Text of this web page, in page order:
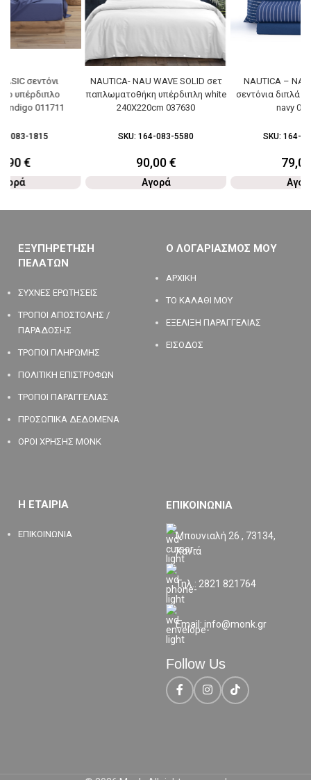
σεντόνι
υπέρδιπλο
indigo 011711
083-1815
€
NAUTICA- NAU WAVE SOLID σετ
παπλωματοθήκη υπέρδιπλη white
240X220cm 037630
SKU: 164-083-5580
90,00€
Αγορά
NAUTICA –
σεντόνια διπλά
navy
SKU: 164-
ΕΞΥΠΗΡΕΤΗΣΗ
ΠΕΛΑΤΩΝ
ΣΥΧΝΕΣ ΕΡΩΤΗΣΕΙΣ
ΤΡΟΠΟΙ ΑΠΟΣΤΟΛΗΣ /
ΠΑΡΑΔΟΣΗΣ
ΤΡΟΠΟΙ ΠΛΗΡΩΜΗΣ
ΠΟΛΙΤΙΚΗ ΕΠΙΣΤΡΟΦΩΝ
ΤΡΟΠΟΙ ΠΑΡΑΓΓΕΛΙΑΣ
ΠΡΟΣΩΠΙΚΑ ΔΕΔΟΜΕΝΑ
ΟΡΟΙ ΧΡΗΣΗΣ MONK
Ο ΛΟΓΑΡΙΑΣΜΟΣ ΜΟΥ
ΑΡΧΙΚΗ
ΤΟ ΚΑΛΑΘΙ ΜΟΥ
ΕΞΕΛΙΞΗ ΠΑΡΑΓΓΕΛΙΑΣ
ΕΙΣΟΔΟΣ
Η ΕΤΑΙΡΙΑ
ΕΠΙΚΟΙΝΩΝΙΑ
ΕΠΙΚΟΙΝΩΝΙΑ
Μπουνιαλή 26 , 73134,
Χανιά
Τηλ.: 2821 821764
Email: info@monk.gr
Follow Us